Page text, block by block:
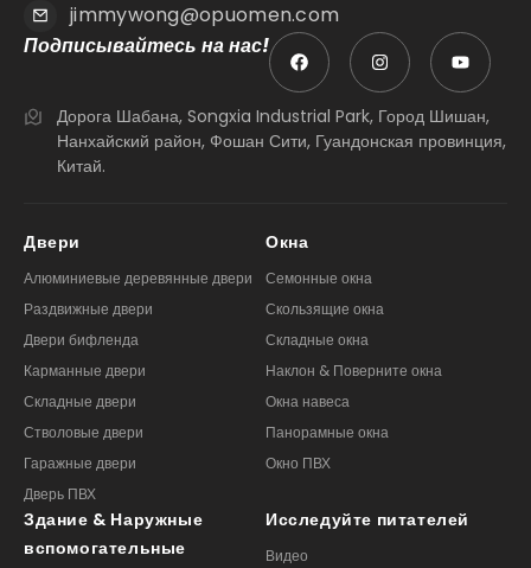
Подписывайтесь на нас!
Дорога Шабана, Songxia Industrial Park, Город Шишан,
Нанхайский район, Фошан Сити, Гуандонская провинция,
Китай.
Алюминиевые деревянные двери
Раздвижные двери
Двери бифленда
Карманные двери
Складные двери
Стволовые двери
Гаражные двери
Дверь ПВХ
Семонные окна
Скользящие окна
Складные окна
Наклон & Поверните окна
Окна навеса
Панорамные окна
Окно ПВХ
Здание & Наружные
вспомогательные
системы
Видео
О нас